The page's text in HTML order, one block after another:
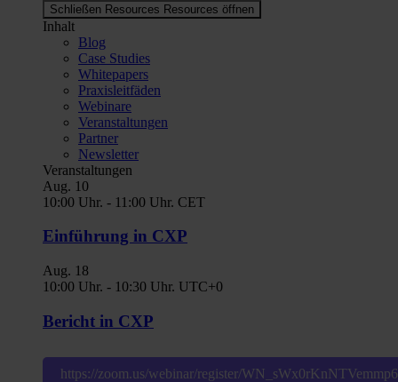
Schließen Resources Resources öffnen
Inhalt
Blog
Case Studies
Whitepapers
Praxisleitfäden
Webinare
Veranstaltungen
Partner
Newsletter
Veranstaltungen
Aug. 10
10:00 Uhr. - 11:00 Uhr. CET
Einführung in CXP
Aug. 18
10:00 Uhr. - 10:30 Uhr. UTC+0
Bericht in CXP
https://zoom.us/webinar/register/